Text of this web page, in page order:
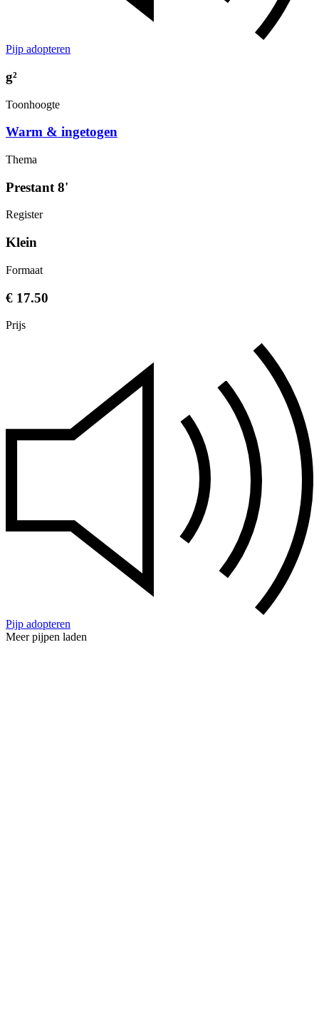
Pijp adopteren
g²
Toonhoogte
Warm & ingetogen
Thema
Prestant 8'
Register
Klein
Formaat
€ 17.50
Prijs
Pijp adopteren
Meer pijpen laden